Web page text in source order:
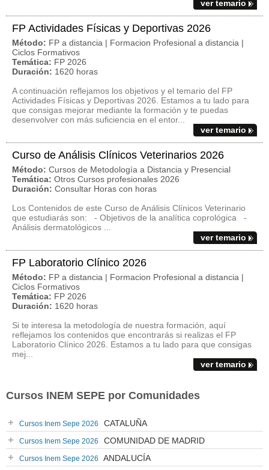
ver temario
FP Actividades Físicas y Deportivas 2026
Método: FP a distancia | Formacion Profesional a distancia |
Ciclos Formativos
Temática: FP 2026
Duración: 1620 horas
A continuación reflejamos los objetivos y el temario del FP
Actividades Físicas y Deportivas 2026. Estamos a tu lado para
que consigas mejorar mediante la formación y te puedas
desenvolver con más suficiencia en el entor...
ver temario
Curso de Análisis Clínicos Veterinarios 2026
Método: Cursos de Metodología a Distancia y Presencial
Temática: Otros Cursos profesionales 2026
Duración: Consultar Horas con horas
Los Contenidos de este Curso de Análisis Clínicos Veterinario
que estudiarás son: - Objetivos de la analítica coprológica -
Análisis dermatológicos ...
ver temario
FP Laboratorio Clínico 2026
Método: FP a distancia | Formacion Profesional a distancia |
Ciclos Formativos
Temática: FP 2026
Duración: 1620 horas
Si te interesa la metodología de nuestra formación, aquí
reflejamos los contenidos que encontrarás si realizas el FP
Laboratorio Clínico 2026. Estamos a tu lado para que consigas
mej...
ver temario
Cursos INEM SEPE por Comunidades
Cursos Inem Sepe 2026 CATALUÑA
Cursos Inem Sepe 2026 COMUNIDAD DE MADRID
Cursos Inem Sepe 2026 ANDALUCÍA